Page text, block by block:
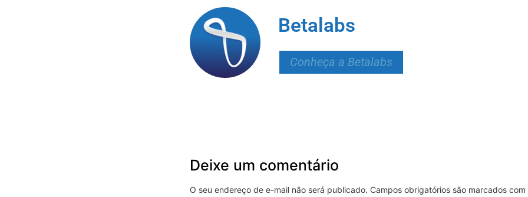
Betalabs
Conheça a Betalabs
Deixe um comentário
O seu endereço de e-mail não será publicado. Campos obrigatórios são marcados com